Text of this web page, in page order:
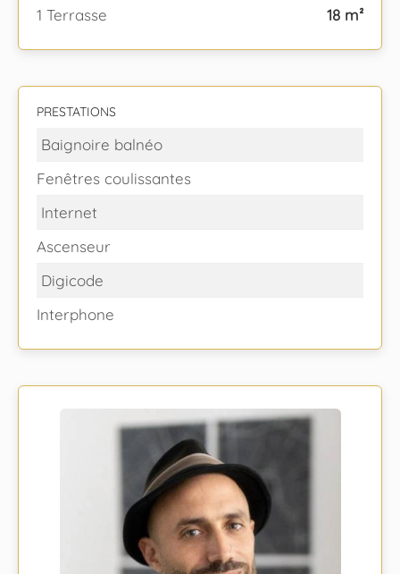
1 Terrasse
18 m²
PRESTATIONS
Baignoire balnéo
Fenêtres coulissantes
Internet
Ascenseur
Digicode
Interphone